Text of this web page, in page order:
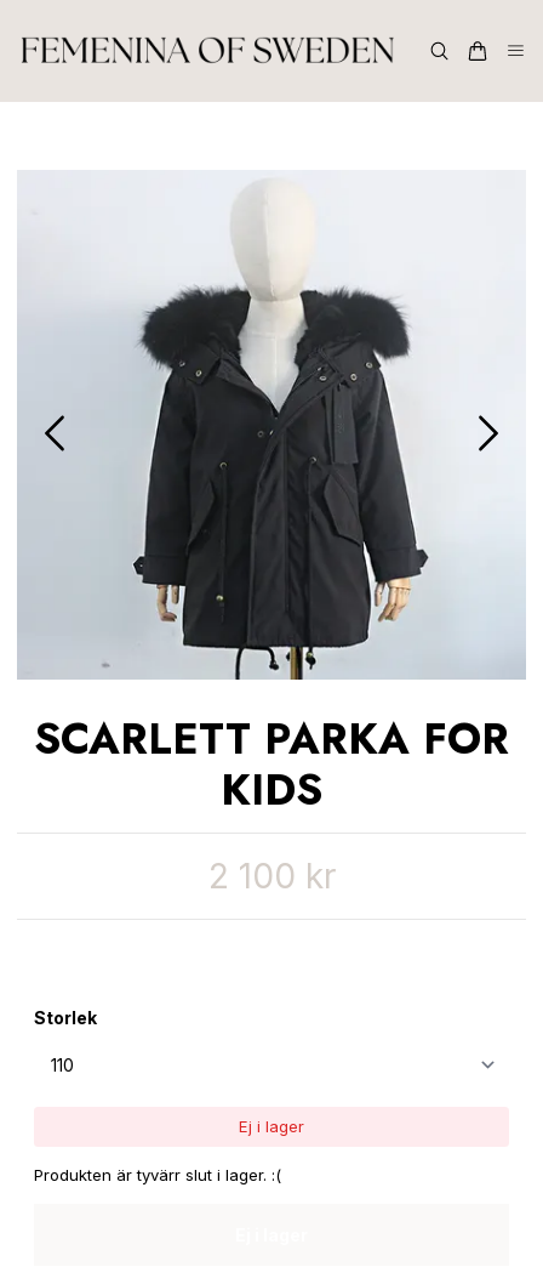
SCARLETT PARKA FOR
KIDS
2 100 kr
Storlek
Ej i lager
Produkten är tyvärr slut i lager. :(